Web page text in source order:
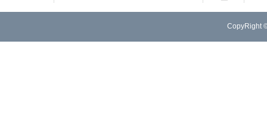
CopyRight